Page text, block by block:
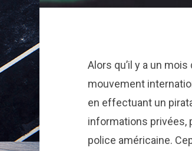
Alors qu’il y a un
mouvement
en effectuant un
informations privées,
police américaine.